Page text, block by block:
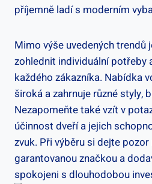
příjemně ladí s moderním
Mimo‍ výše ​uvedených⁢ trendů
zohlednit individuální potřeby
⁣každého zákazníka. ⁤Nabídka
široká a zahrnuje různé styly,
Nezapomeňte také vzít v
účinnost​ dveří a jejich
zvuk. Při výběru si dejte
⁤garantovanou značkou a
spokojeni s dlouhodobou